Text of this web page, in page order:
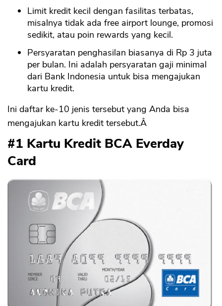
Limit kredit kecil dengan fasilitas terbatas,
misalnya tidak ada free airport lounge, promosi
sedikit, atau poin rewards yang kecil.
Persyaratan penghasilan biasanya di Rp 3 juta
per bulan. Ini adalah persyaratan gaji minimal
dari Bank Indonesia untuk bisa mengajukan
kartu kredit.
Ini daftar ke-10 jenis tersebut yang Anda bisa
mengajukan kartu kredit tersebut.Â
#1 Kartu Kredit BCA Everday
Card